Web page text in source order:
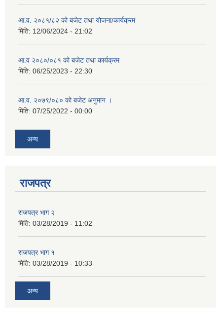
आ.व. २०८१/८२ को बजेट तथा योजना/कार्यक्रम
मिति: 12/06/2024 - 21:02
आ.व २०८०/०८१ को बजेट तथा कार्यक्रम
मिति: 06/25/2023 - 22:30
आ.व. २०७९/०८० को बजेट अनुमान ।
मिति: 07/25/2022 - 00:00
अन्य
राजपत्र
राजपत्र भाग २
मिति: 03/28/2019 - 11:02
राजपत्र भाग १
मिति: 03/28/2019 - 10:33
अन्य